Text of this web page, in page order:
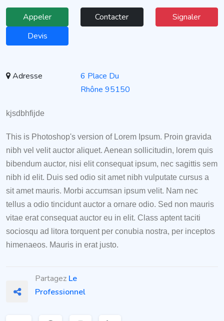
Appeler Contacter
Signaler
Devis
Adresse
6 Place Du
Rhône 95150
kjsdbhfijde
This is Photoshop's version of Lorem Ipsum. Proin gravida
nibh vel velit auctor aliquet. Aenean sollicitudin, lorem quis
bibendum auctor, nisi elit consequat ipsum, nec sagittis sem
nibh id elit. Duis sed odio sit amet nibh vulputate cursus a
sit amet mauris. Morbi accumsan ipsum velit. Nam nec
tellus a odio tincidunt auctor a ornare odio. Sed non mauris
vitae erat consequat auctor eu in elit. Class aptent taciti
sociosqu ad litora torquent per conubia nostra, per inceptos
himenaeos. Mauris in erat justo.
Partagez Le
Professionnel